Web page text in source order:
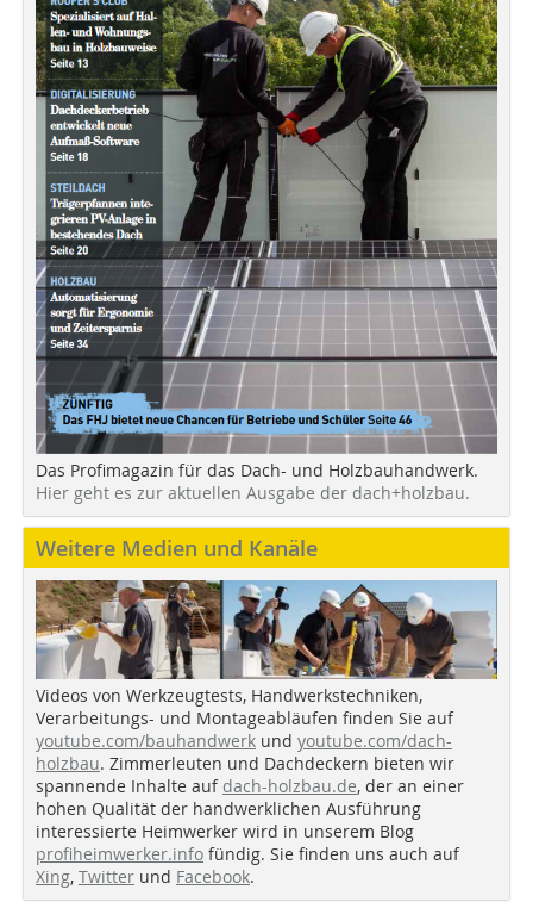
Das Profimagazin für das Dach- und Holzbauhandwerk.
Hier geht es zur aktuellen Ausgabe der dach+holzbau.
Weitere Medien und Kanäle
Videos von Werkzeugtests, Handwerkstechniken,
Verarbeitungs- und Montageabläufen finden Sie auf
youtube.com/bauhandwerk und youtube.com/dach-
holzbau. Zimmerleuten und Dachdeckern bieten wir
spannende Inhalte auf dach-holzbau.de, der an einer
hohen Qualität der handwerklichen Ausführung
interessierte Heimwerker wird in unserem Blog
profiheimwerker.info fündig. Sie finden uns auch auf
Xing, Twitter und Facebook.